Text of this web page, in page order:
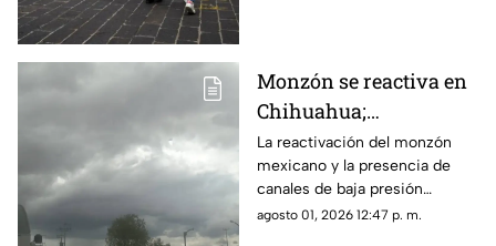
Monzón se reactiva en
Chihuahua;
pronostican lluvias,
fuertes vientos y
temperaturas de hasta
39°C
La reactivación del monzón
mexicano y la presencia de
canales de baja presión
provocarán lluvias, fuertes
agosto 01, 2026 12:47 p. m.